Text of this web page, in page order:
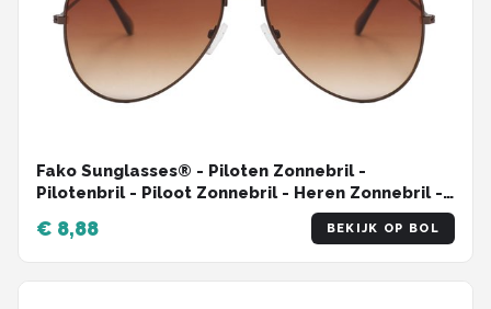
Fako Sunglasses® - Piloten Zonnebril -
Pilotenbril - Piloot Zonnebril - Heren Zonnebril -
€ 8,88 BEKIJK OP BOL